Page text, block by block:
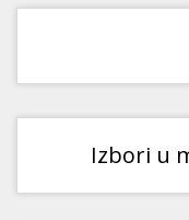
Izbori u